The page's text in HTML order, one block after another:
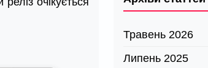
Травень 2026
Липень 2025